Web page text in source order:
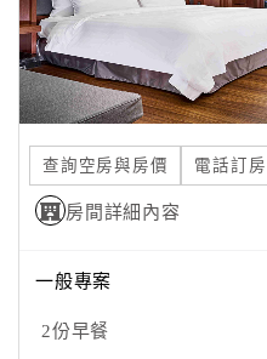
查詢空房與房價 電話訂房
房間詳細內容
一般專案
2份早餐